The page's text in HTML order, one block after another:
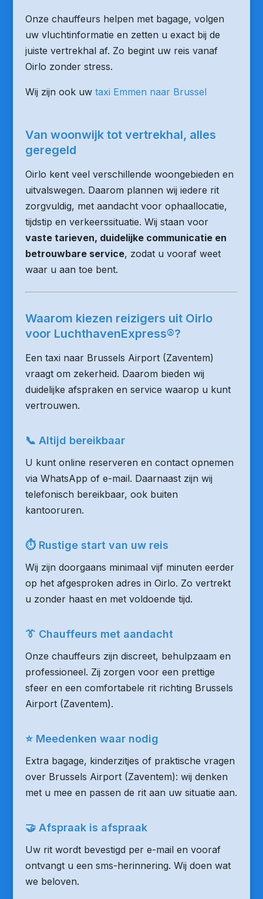
Onze chauffeurs helpen met bagage, volgen
uw vluchtinformatie en zetten u exact bij de
juiste vertrekhal af. Zo begint uw reis vanaf
Oirlo zonder stress.
Wij zijn ook uw taxi Emmen naar Brussel
Van woonwijk tot vertrekhal, alles
geregeld
Oirlo kent veel verschillende woongebieden en
uitvalswegen. Daarom plannen wij iedere rit
zorgvuldig, met aandacht voor ophaallocatie,
tijdstip en verkeerssituatie. Wij staan voor
vaste tarieven, duidelijke communicatie en
betrouwbare service, zodat u vooraf weet
waar u aan toe bent.
Waarom kiezen reizigers uit Oirlo
voor LuchthavenExpress®?
Een taxi naar Brussels Airport (Zaventem)
vraagt om zekerheid. Daarom bieden wij
duidelijke afspraken en service waarop u kunt
vertrouwen.
📞 Altijd bereikbaar
U kunt online reserveren en contact opnemen
via WhatsApp of e-mail. Daarnaast zijn wij
telefonisch bereikbaar, ook buiten
kantooruren.
⏱ Rustige start van uw reis
Wij zijn doorgaans minimaal vijf minuten eerder
op het afgesproken adres in Oirlo. Zo vertrekt
u zonder haast en met voldoende tijd.
👔 Chauffeurs met aandacht
Onze chauffeurs zijn discreet, behulpzaam en
professioneel. Zij zorgen voor een prettige
sfeer en een comfortabele rit richting Brussels
Airport (Zaventem).
⭐ Meedenken waar nodig
Extra bagage, kinderzitjes of praktische vragen
over Brussels Airport (Zaventem): wij denken
met u mee en passen de rit aan uw situatie aan.
🤝 Afspraak is afspraak
Uw rit wordt bevestigd per e-mail en vooraf
ontvangt u een sms-herinnering. Wij doen wat
we beloven.